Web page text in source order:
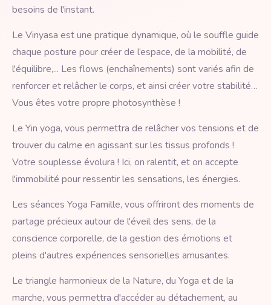
besoins de l'instant.
Le Vinyasa est une pratique dynamique, où le souffle guide
chaque posture pour créer de l’espace, de la mobilité, de
l'équilibre,... Les flows (enchaînements) sont variés afin de
renforcer et relâcher le corps, et ainsi créer votre stabilité…
Vous êtes votre propre photosynthèse !
Le Yin yoga, vous permettra de relâcher vos tensions et de
trouver du calme en agissant sur les tissus profonds !
Votre souplesse évolura ! Ici, on ralentit, et on accepte
l'immobilité pour ressentir les sensations, les énergies.
Les séances Yoga Famille, vous offriront des moments de
partage précieux autour de l'éveil des sens, de la
conscience corporelle, de la gestion des émotions et
pleins d'autres expériences sensorielles amusantes.
Le triangle harmonieux de la Nature, du Yoga et de la
marche, vous permettra d'accéder au détachement, au